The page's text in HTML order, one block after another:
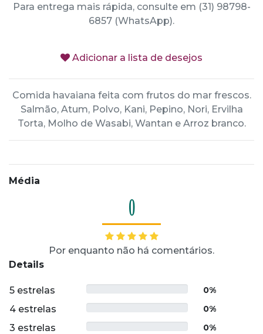
Para entrega mais rápida, consulte em (31) 98798-
6857 (WhatsApp).
Adicionar a lista de desejos
Comida havaiana feita com frutos do mar frescos.
Salmão, Atum, Polvo, Kani, Pepino, Nori, Ervilha
Torta, Molho de Wasabi, Wantan e Arroz branco.
Média
0
Por enquanto não há comentários.
Details
5 estrelas 0%
4 estrelas 0%
3 estrelas 0%